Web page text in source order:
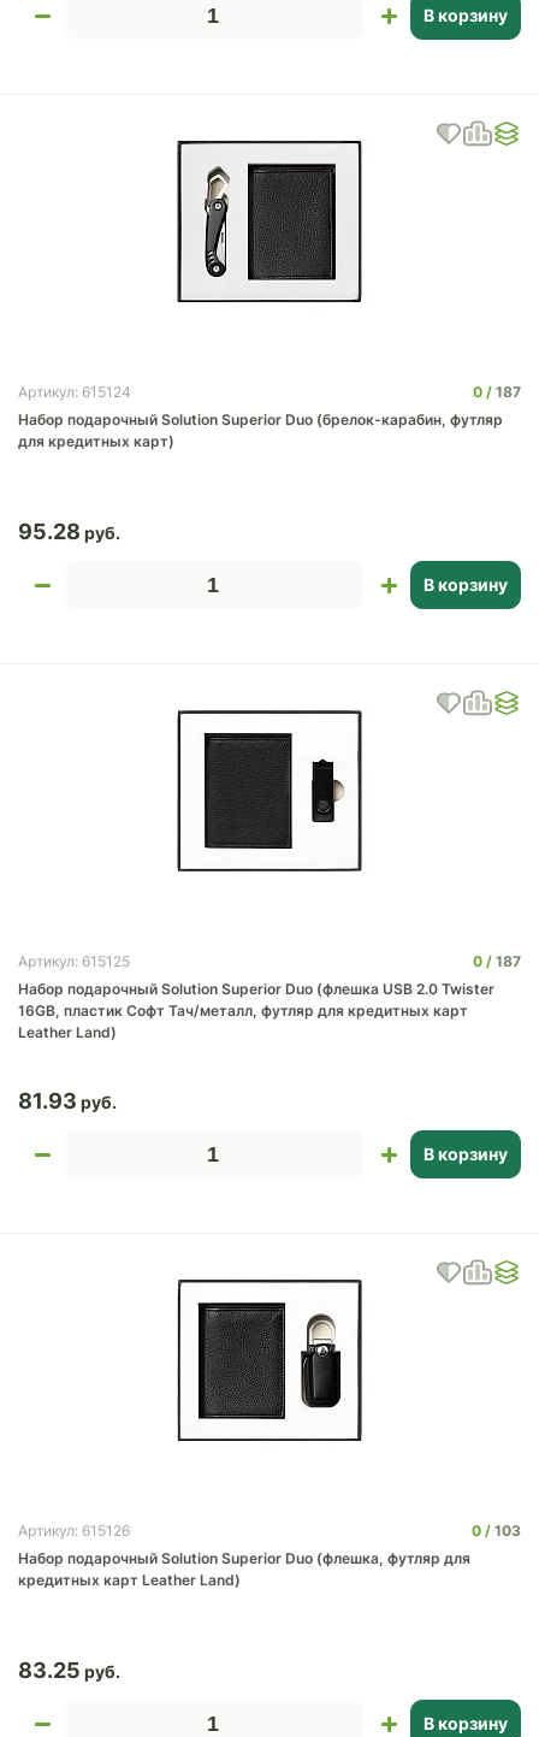
В корзину
Артикул: 615124 0
187
Набор подарочный Solution Superior Duo (брелок-карабин, футляр
для кредитных карт)
95.28
В корзину
Артикул: 615125 0
187
Набор подарочный Solution Superior Duo (флешка USB 2.0 Twister
16GB, пластик Софт Тач/металл, футляр для кредитных карт
Leather Land)
81.93
В корзину
Артикул: 615126 0
103
Набор подарочный Solution Superior Duo (флешка, футляр для
кредитных карт Leather Land)
83.25
В корзину